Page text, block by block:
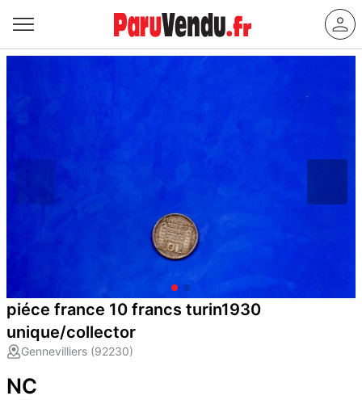
piéce france 10 francs turin1930
unique/collector
Gennevilliers (92230)
NC